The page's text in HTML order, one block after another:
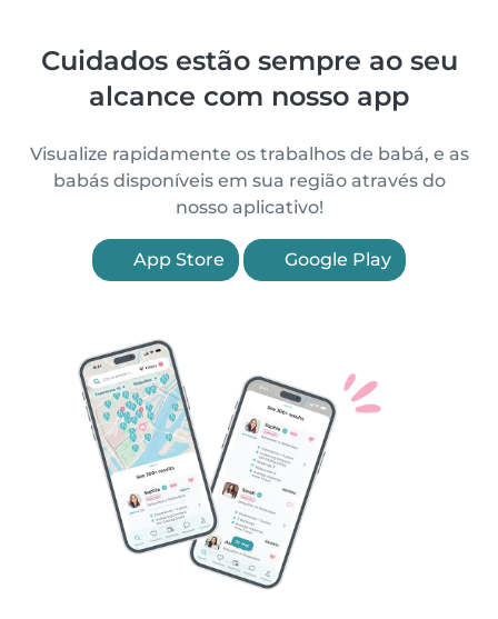
Cuidados estão sempre ao seu
alcance com nosso app
Visualize rapidamente os trabalhos de babá, e as
babás disponíveis em sua região através do
nosso aplicativo!
App Store Google Play